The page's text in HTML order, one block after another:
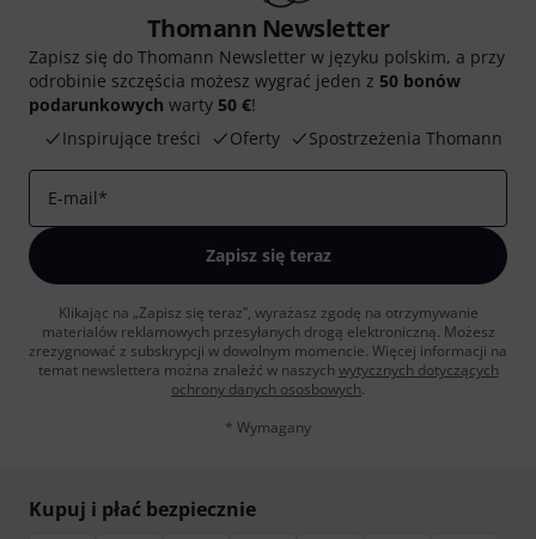
Thomann Newsletter
Zapisz się do Thomann Newsletter w języku polskim, a przy
odrobinie szczęścia możesz wygrać jeden z 50 bonów
podarunkowych warty 50 €!
Inspirujące treści
Oferty Spostrzeżenia Thomann
E-mail*
Zapisz się teraz
Klikając na „Zapisz się teraz”, wyrażasz zgodę na otrzymywanie
materialów reklamowych przesyłanych drogą elektroniczną. Możesz
zrezygnować z subskrypcji w dowolnym momencie. Więcej informacji na
temat newslettera można znaleźć w naszych wytycznych dotyczących
ochrony danych ososbowych.
* Wymagany
Kupuj i płać bezpiecznie